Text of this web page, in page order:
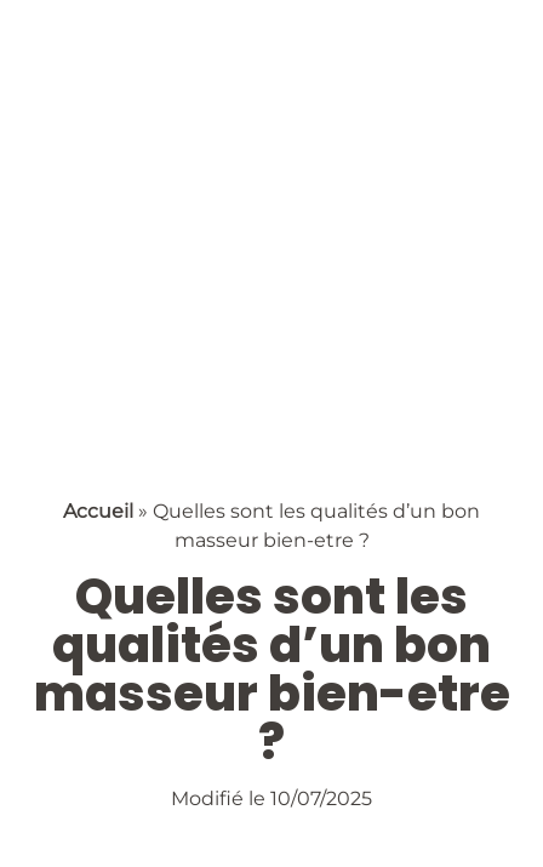
Accueil » Quelles sont les qualités d’un bon
masseur bien-etre ?
Quelles sont les
qualités d’un bon
masseur bien-etre
?
Modifié le 10/07/2025